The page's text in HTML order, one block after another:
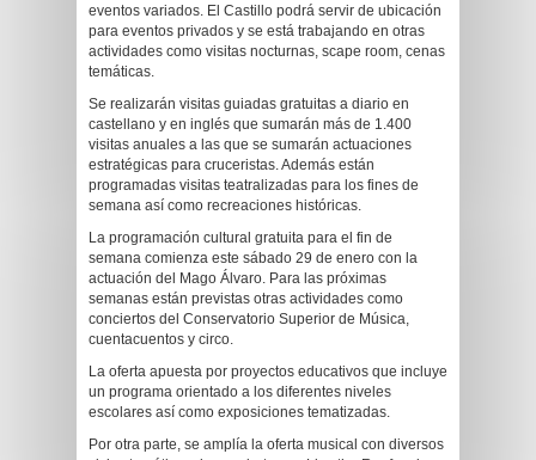
eventos variados. El Castillo podrá servir de ubicación
para eventos privados y se está trabajando en otras
actividades como visitas nocturnas, scape room, cenas
temáticas.
Se realizarán visitas guiadas gratuitas a diario en
castellano y en inglés que sumarán más de 1.400
visitas anuales a las que se sumarán actuaciones
estratégicas para cruceristas. Además están
programadas visitas teatralizadas para los fines de
semana así como recreaciones históricas.
La programación cultural gratuita para el fin de
semana comienza este sábado 29 de enero con la
actuación del Mago Álvaro. Para las próximas
semanas están previstas otras actividades como
conciertos del Conservatorio Superior de Música,
cuentacuentos y circo.
La oferta apuesta por proyectos educativos que incluye
un programa orientado a los diferentes niveles
escolares así como exposiciones tematizadas.
Por otra parte, se amplía la oferta musical con diversos